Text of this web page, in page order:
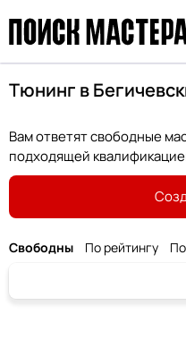
Тюнинг в
Вам ответят свободные
подходящей
Свободны По рейтингу